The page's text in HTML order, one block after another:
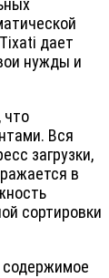
дает
нужды и
что
Вся
загрузки,
в
сортировки